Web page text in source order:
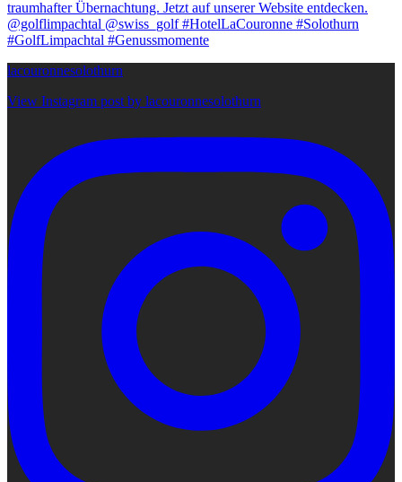
lacouronnesolothurn
View Instagram post by lacouronnesolothurn